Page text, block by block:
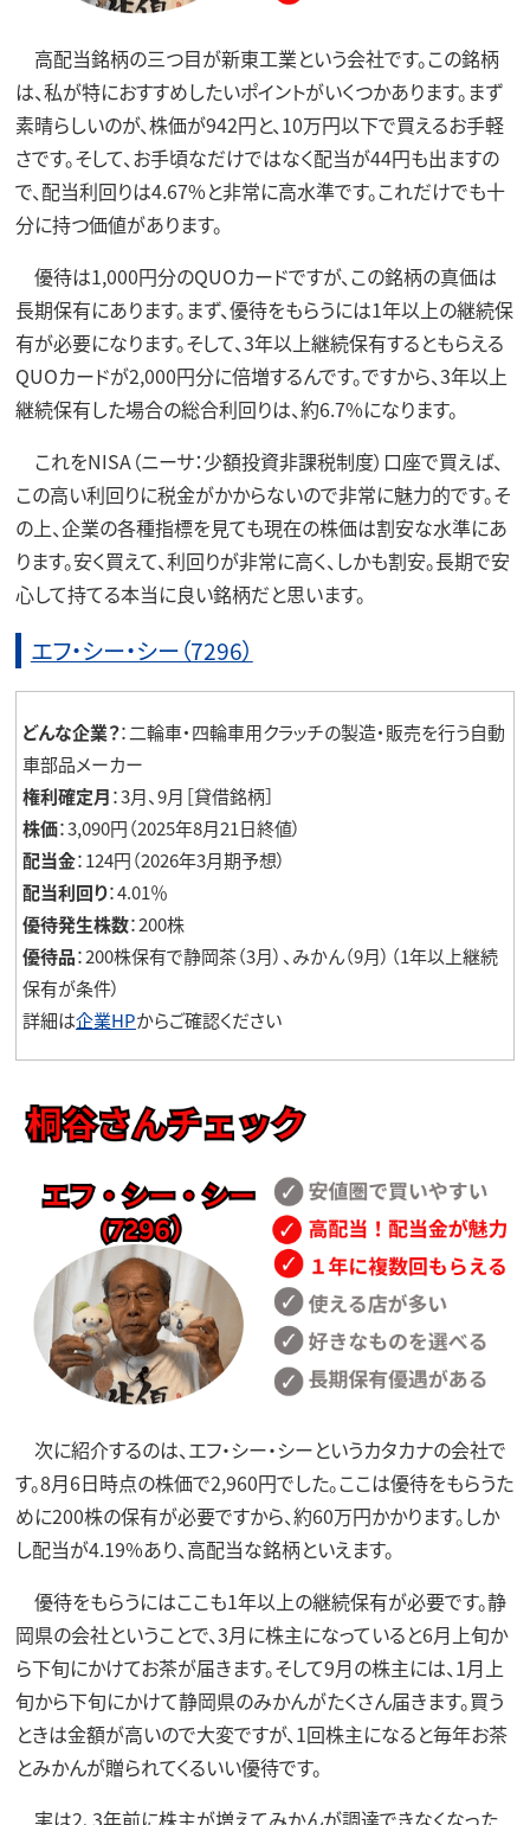
高配当銘柄の三つ目が新東工業という会社です。この銘柄
は、私が特におすすめしたいポイントがいくつかあります。まず
素晴らしいのが、株価が942円と、10万円以下で買えるお手軽
さです。そして、お手頃なだけではなく配当が44円も出ますの
で、配当利回りは4.67%と非常に高水準です。これだけでも十
分に持つ価値があります。
優待は1,000円分のQUOカードですが、この銘柄の真価は
長期保有にあります。まず、優待をもらうには1年以上の継続保
有が必要になります。そして、3年以上継続保有するともらえる
QUOカードが2,000円分に倍増するんです。ですから、3年以上
継続保有した場合の総合利回りは、約6.7%になります。
これをNISA（ニーサ：少額投資非課税制度）口座で買えば、
この高い利回りに税金がかからないので非常に魅力的です。そ
の上、企業の各種指標を見ても現在の株価は割安な水準にあ
ります。安く買えて、利回りが非常に高く、しかも割安。長期で安
心して持てる本当に良い銘柄だと思います。
エフ・シー・シー（7296）
どんな企業？：二輪車・四輪車用クラッチの製造・販売を行う自動
車部品メーカー
権利確定月：3月、9月［貸借銘柄］
株価：3,090円（2025年8月21日終値）
配当金：124円（2026年3月期予想）
配当利回り：4.01％
優待発生株数：200株
優待品：200株保有で静岡茶（3月）、みかん（9月）（1年以上継続
保有が条件）
詳細は企業HPからご確認ください
次に紹介するのは、エフ・シー・シーというカタカナの会社で
す。8月6日時点の株価で2,960円でした。ここは優待をもらうた
めに200株の保有が必要ですから、約60万円かかります。しか
し配当が4.19%あり、高配当な銘柄といえます。
優待をもらうにはここも1年以上の継続保有が必要です。静
岡県の会社ということで、3月に株主になっていると6月上旬か
ら下旬にかけてお茶が届きます。そして9月の株主には、1月上
旬から下旬にかけて静岡県のみかんがたくさん届きます。買う
ときは金額が高いので大変ですが、1回株主になると毎年お茶
とみかんが贈られてくるいい優待です。
実は2、3年前に株主が増えてみかんが調達できなくなった